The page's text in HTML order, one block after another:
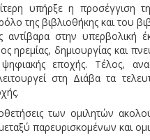
υπήρξε η
της βιβλιοθήκης και του
αντίβαρα στην
ηρεμίας, δημιουργίας και
εποχής. Τέλος,
στη Διάβα τα
των ομιλητών
παρευρισκομένων και